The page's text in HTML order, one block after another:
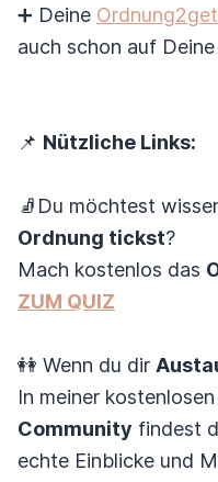
➕ Deine
auch schon auf
📌 Nützliche Links:
🧦Du möchtest
Ordnung tickst?
Mach kostenlos das
ZUM QUIZ
👭 Wenn du dir
In meiner kostenlosen
Community findest
echte Einblicke und